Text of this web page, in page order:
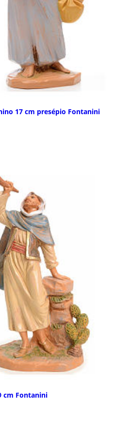
17 cm presépio Fontanini
cm Fontanini